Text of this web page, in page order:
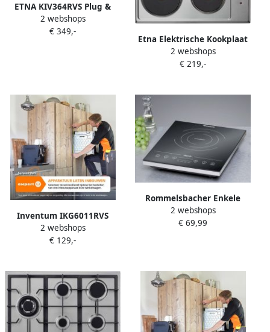
ETNA KIV364RVS Plug &
Cook inductiekookplaat (59
cm) 4 Kookzones Bediening
2 webshops
€ 349,-
Etna Elektrische Kookplaat
KE158RVS | Elektrische
kookplaten |
2 webshops
€ 219,-
Inventum IKG6011RVS
inbouw gaskookplaat 59 cm
4-pits Geïntegreerde
ombouw ook geschikt voor
Belgisch gas en propaan
butaan RVS Zwart
2 webshops
€ 129,-
Rommelsbacher Enkele
inductiekookplaat CT 2010
IN
2 webshops
€ 69,99